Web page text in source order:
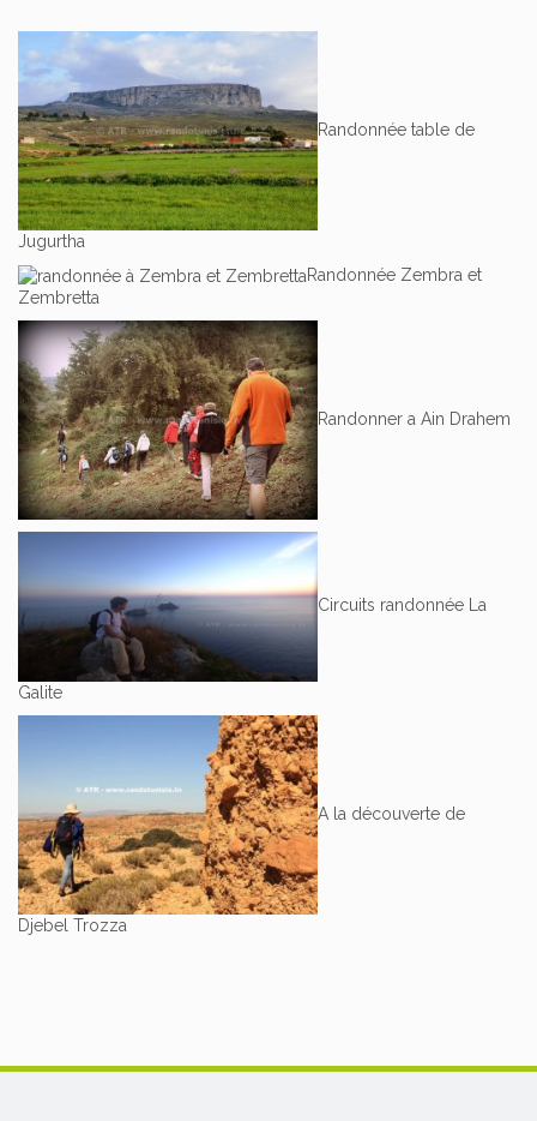
Randonnée table de
Jugurtha
Randonnée Zembra et
Zembretta
Randonner a Ain Drahem
Circuits randonnée La
Galite
A la découverte de
Djebel Trozza